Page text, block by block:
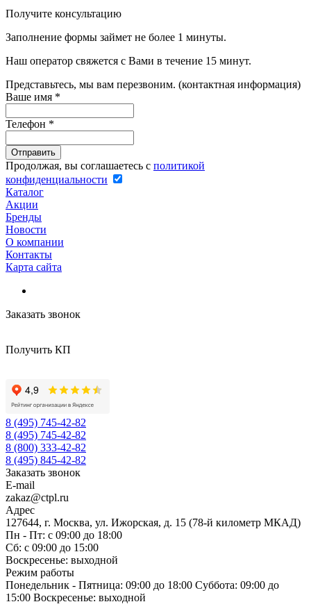
Получите консультацию
Заполнение формы займет не более 1 минуты.
Наш оператор свяжется с Вами в течение 15 минут.
Представьтесь, мы вам перезвоним. (контактная информация)
Ваше имя *
Телефон *
Продолжая, вы соглашаетесь с политикой
конфиденциальности
Каталог
Акции
Бренды
Новости
О компании
Контакты
Карта сайта
Заказать звонок
Получить КП
8 (495) 745-42-82
8 (495) 745-42-82
8 (800) 333-42-82
8 (495) 845-42-82
Заказать звонок
E-mail
zakaz@ctpl.ru
Адрес
127644, г. Москва, ул. Ижорская, д. 15 (78-й километр МКАД)
Пн - Пт: с 09:00 до 18:00
Сб: с 09:00 до 15:00
Воскресенье: выходной
Режим работы
Понедельник - Пятница: 09:00 до 18:00 Суббота: 09:00 до
15:00 Воскресенье: выходной